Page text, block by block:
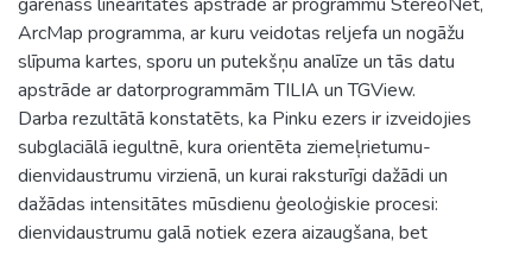
ArcMap programma, ar kuru veidotas reljefa un nogāžu
slīpuma kartes, sporu un putekšņu analīze un tās datu
apstrāde ar datorprogrammām TILIA un TGView.
Darba rezultātā konstatēts, ka Pinku ezers ir izveidojies
subglaciālā iegultnē, kura orientēta ziemeļrietumu-
dienvidaustrumu virzienā, un kurai raksturīgi dažādi un
dažādas intensitātes mūsdienu ģeoloģiskie procesi:
dienvidaustrumu galā notiek ezera aizaugšana, bet